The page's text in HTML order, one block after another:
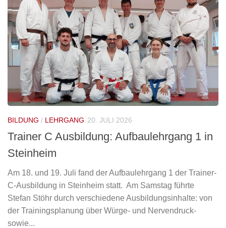
BILDUNG / LEHRGANG 20. JULI 2026
Trainer C Ausbildung: Aufbaulehrgang 1 in
Steinheim
Am 18. und 19. Juli fand der Aufbaulehrgang 1 der Trainer-
C-Ausbildung in Steinheim statt. Am Samstag führte
Stefan Stöhr durch verschiedene Ausbildungsinhalte: von
der Trainingsplanung über Würge- und Nervendruck-
sowie...